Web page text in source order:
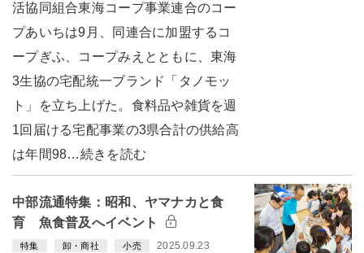
活協同組合東海コープ事業連合のコー
プあいちは9月、同連合に加盟するコ
ープぎふ、コープみえとともに、東海
3生協の宅配統一ブランド「タノモッ
ト」を立ち上げた。食料品や雑貨を週
1回届ける宅配事業の3県合計の供給高
は年間98…続きを読む
中部流通特集：昭和、ヤマナカと食
育 魚食普及へイベント
特集 卸・商社 小売 2025.09.23